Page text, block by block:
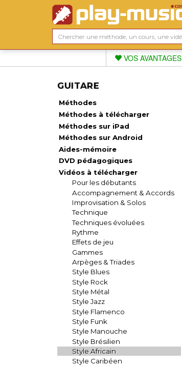
VOS AVANTAGES
GUITARE
Méthodes
Méthodes à télécharger
Méthodes sur iPad
Méthodes sur Android
Aides-mémoire
DVD pédagogiques
Vidéos à télécharger
Pour les débutants
Accompagnement & Accords
Improvisation & Solos
Technique
Techniques évoluées
Rythme
Effets de jeu
Gammes
Arpèges & Triades
Style Blues
Style Rock
Style Métal
Style Jazz
Style Flamenco
Style Funk
Style Manouche
Style Brésilien
Style Africain
Style Caribéen